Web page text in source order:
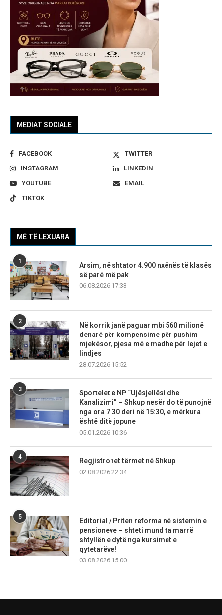
MEDIAT SOCIALE
FACEBOOK
TWITTER
INSTAGRAM
LINKEDIN
YOUTUBE
EMAIL
TIKTOK
MË TË LEXUARA
1
Arsim, në shtator 4.900 nxënës të klasës
së parë më pak
06.08.2026 17:33
2
Në korrik janë paguar mbi 560 milionë
denarë për kompensime për pushim
mjekësor, pjesa më e madhe për lejet e
lindjes
28.07.2026 15:52
3
Sportelet e NP “Ujësjellësi dhe
Kanalizimi” – Shkup nesër do të punojnë
nga ora 7:30 deri në 15:30, e mërkura
është ditë jopune
05.01.2026 10:36
4
Regjistrohet tërmet në Shkup
02.08.2026 22:34
5
Editorial / Priten reforma në sistemin e
pensioneve – shteti mund ta marrë
shtyllën e dytë nga kursimet e
qytetarëve!
03.08.2026 15:00